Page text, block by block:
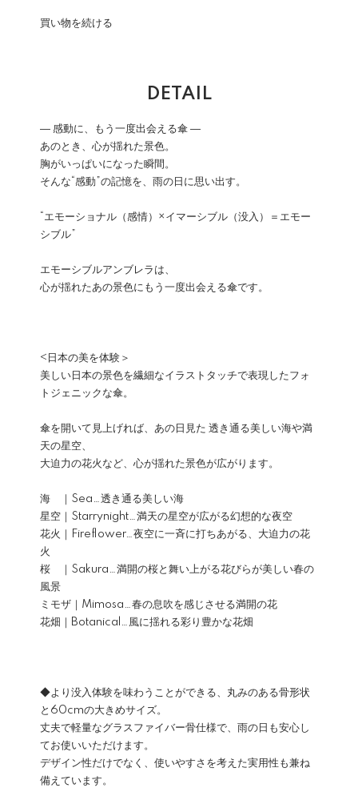
買い物を続ける
DETAIL
― 感動に、もう一度出会える傘 ―
あのとき、心が揺れた景色。
胸がいっぱいになった瞬間。
そんな“感動”の記憶を、雨の日に思い出す。
“エモーショナル（感情）×イマーシブル（没入）＝エモー
シブル”
エモーシブルアンブレラは、
心が揺れたあの景色にもう一度出会える傘です。
<日本の美を体験＞
美しい日本の景色を繊細なイラストタッチで表現したフォ
トジェニックな傘。
傘を開いて見上げれば、あの日見た 透き通る美しい海や満
天の星空、
大迫力の花火など、心が揺れた景色が広がります。
海 ｜Sea…透き通る美しい海
星空｜Starrynight…満天の星空が広がる幻想的な夜空
花火｜Fireflower…夜空に一斉に打ちあがる、大迫力の花
火
桜 ｜Sakura…満開の桜と舞い上がる花びらが美しい春の
風景
ミモザ｜Mimosa…春の息吹を感じさせる満開の花
花畑｜Botanical…風に揺れる彩り豊かな花畑
◆より没入体験を味わうことができる、丸みのある骨形状
と60cmの大きめサイズ。
丈夫で軽量なグラスファイバー骨仕様で、雨の日も安心し
てお使いいただけます。
デザイン性だけでなく、使いやすさを考えた実用性も兼ね
備えています。